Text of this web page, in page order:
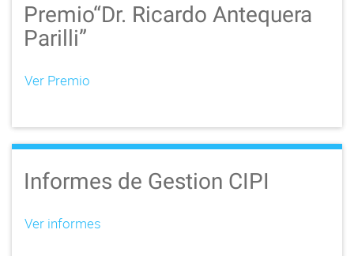
Premio“Dr. Ricardo Antequera
Parilli”
Ver Premio
Informes de Gestion CIPI
Ver informes